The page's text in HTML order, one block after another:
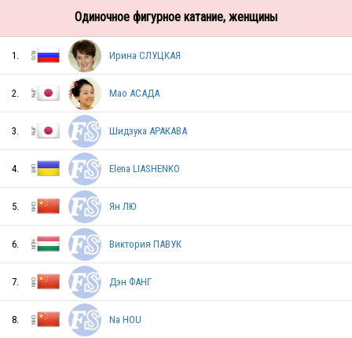
Одиночное фигурное катание, женщины
1. Ирина СЛУЦКАЯ
2. Мао АСАДА
3. Шидзука АРАКАВА
4. Elena LIASHENKO
5. Ян ЛЮ
6. Виктория ПАВУК
7. Дэн ФАНГ
8. Na HOU